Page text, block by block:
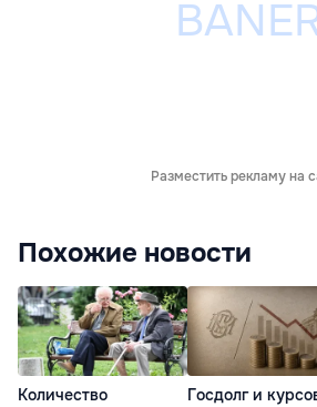
Разместить рекламу на
Похожие новости
Количество
Госдолг и